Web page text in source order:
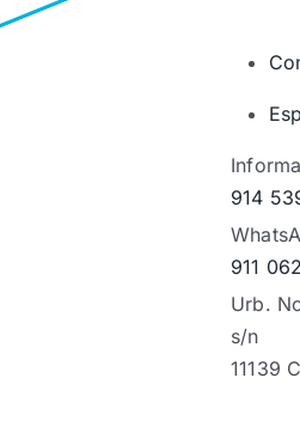
914
911
Urb.
s/n
11139